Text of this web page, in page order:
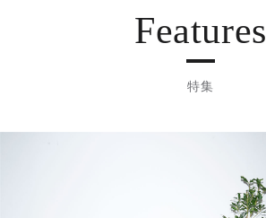
Features
特集